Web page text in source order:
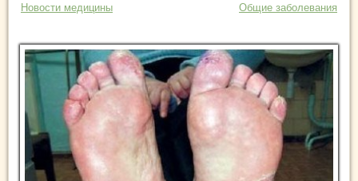
Новости медицины Общие заболевания